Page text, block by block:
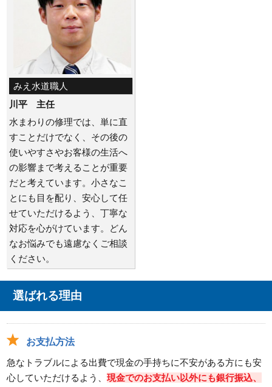
みえ水道職人
川平 主任
水まわりの修理では、単に直
すことだけでなく、その後の
使いやすさやお客様の生活へ
の影響まで考えることが重要
だと考えています。小さなこ
とにも目を配り、安心して任
せていただけるよう、丁寧な
対応を心がけています。どん
なお悩みでも遠慮なくご相談
ください。
選ばれる理由
お支払方法
急なトラブルによる出費で現金の手持ちに不安がある方にも安
心していただけるよう、現金でのお支払い以外にも銀行振込、